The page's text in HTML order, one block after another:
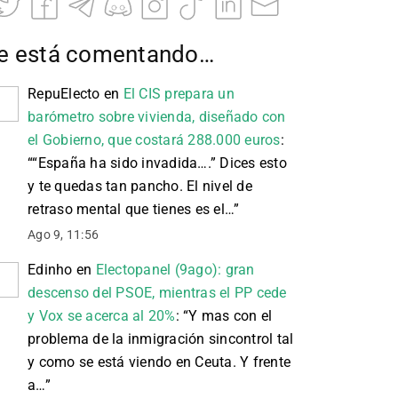
está comentando…
RepuElecto en El CIS prepara un
barómetro sobre vivienda, diseñado con
el Gobierno, que costará 288.000 euros:
““España ha sido invadida….” Dices esto
y te quedas tan pancho. El nivel de
retraso mental que tienes es el…”
Ago 9, 11:56
Edinho en Electopanel (9ago): gran
descenso del PSOE, mientras el PP cede
y Vox se acerca al 20%: “Y mas con el
problema de la inmigración sincontrol tal
y como se está viendo en Ceuta. Y frente
a…”